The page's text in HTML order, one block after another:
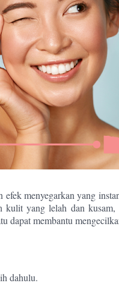
efek menyegarkan yang
kulit yang lelah dan
dapat membantu
dahulu.